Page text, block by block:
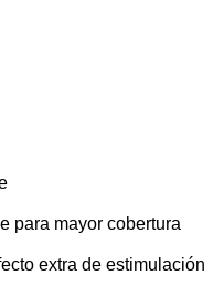
para mayor cobertura
extra de estimulación